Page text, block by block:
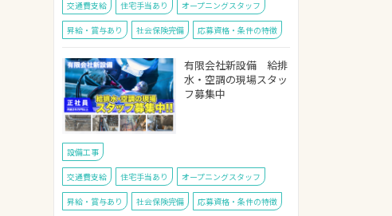
交通費支給 住宅手当あり オープニングスタッフ
昇給・賞与あり 社会保険完備 応募資格・条件の特徴
有限会社新設備 給排
水・空調の現場スタッ
フ募集中
設備工事
交通費支給 住宅手当あり オープニングスタッフ
昇給・賞与あり 社会保険完備 応募資格・条件の特徴